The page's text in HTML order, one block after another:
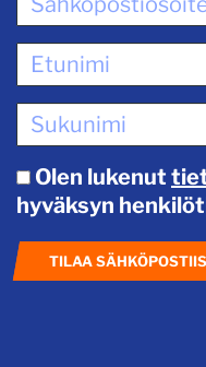
Olen lukenut
hyväksyn
TILAA